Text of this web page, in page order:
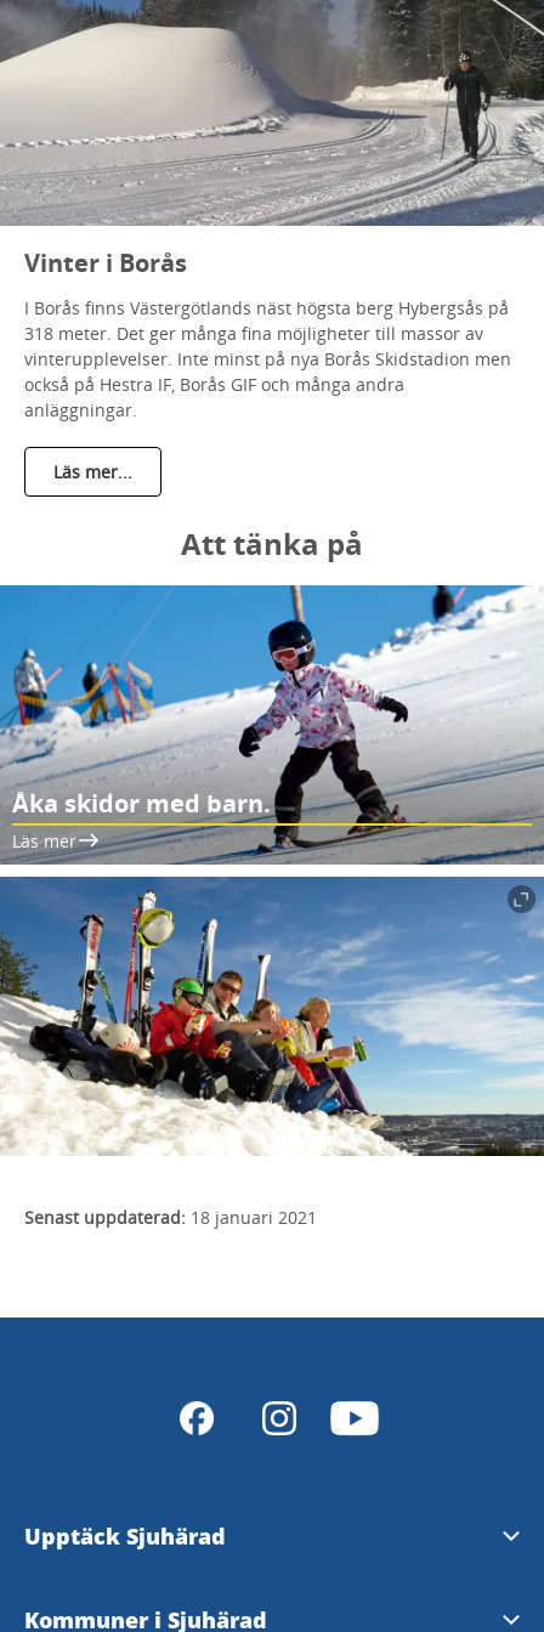
Vinter i Borås
I Borås finns Västergötlands näst högsta berg Hybergsås på
318 meter. Det ger många fina möjligheter till massor av
vinterupplevelser. Inte minst på nya Borås Skidstadion men
också på Hestra IF, Borås GIF och många andra
anläggningar.
Läs mer...
Att tänka på
Åka skidor med barn.
Läs mer
Senast uppdaterad: 18 januari 2021
Upptäck Sjuhärad
Natur & Friluftsliv
Kommuner i Sjuhärad